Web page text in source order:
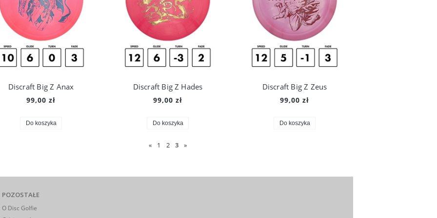
Discraft Big Z Anax
99,00 zł
Do koszyka
Discraft Big Z Hades
99,00 zł
Do koszyka
Discraft Big Z Zeus
99,00 zł
Do koszyka
« 1 2 3 »
POZOSTAŁE
O Disc Golfie